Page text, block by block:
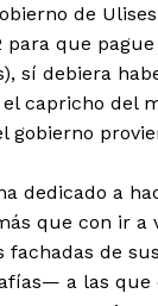
de
que
sí debiera
capricho del
gobierno
dedicado a
que con ir a
de
a las que